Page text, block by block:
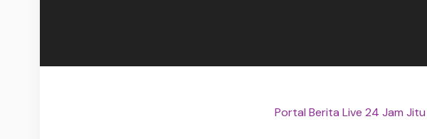
Portal Berita Live 24 Jam Jitu